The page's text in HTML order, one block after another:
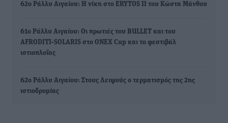
62ο Ράλλυ Αιγαίου: Η νίκη στο ERYTOS II του Κώστα Μάνθου
61ο Ράλλυ Αιγαίου: Οι πρωτιές του BULLET και του
AFRODITI-SOLARIS στο ONEX Cup και το φεστιβάλ
ιστιοπλοΐας
62ο Ράλλυ Αιγαίου: Στους Λειψούς ο τερματισμός της 2ης
ιστιοδρομίας